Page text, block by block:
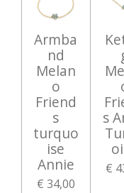
Armba
nd
Melan
o
Friend
s
turquo
ise
Annie
€ 34,00
s
€